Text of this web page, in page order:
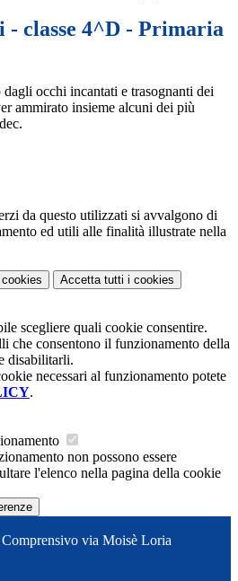
- classe 4^D - Primaria
occhi incantati e trasognanti dei
ammirato insieme alcuni dei più
da questo utilizzati si avvalgono di
ed utili alle finalità illustrate nella
Accetta tutti i cookies
scegliere quali cookie consentire.
che consentono il funzionamento della
disabilitarli.
necessari al funzionamento potete
.
non possono essere
l'elenco nella pagina della cookie
via Moisè Loria